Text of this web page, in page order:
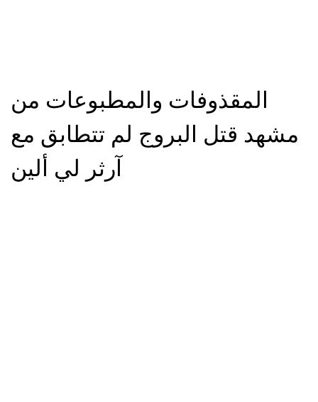
المقذوفات والمطبوعات من
مشهد قتل البروج لم تتطابق مع
آرثر لي ألين